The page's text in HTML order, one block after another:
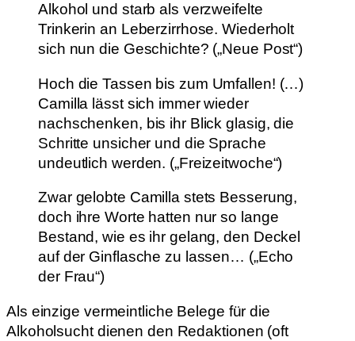
Alkohol und starb als verzweifelte
Trinkerin an Leberzirrhose. Wiederholt
sich nun die Geschichte? („Neue Post“)
Hoch die Tassen bis zum Umfallen! (…)
Camilla lässt sich immer wieder
nachschenken, bis ihr Blick glasig, die
Schritte unsicher und die Sprache
undeutlich werden. („Freizeitwoche“)
Zwar gelobte Camilla stets Besserung,
doch ihre Worte hatten nur so lange
Bestand, wie es ihr gelang, den Deckel
auf der Ginflasche zu lassen… („Echo
der Frau“)
Als einzige vermeintliche Belege für die
Alkoholsucht dienen den Redaktionen (oft